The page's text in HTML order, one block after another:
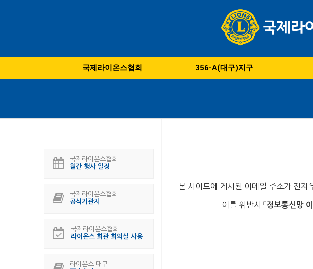
국제라이온스협회 356-A(대구)지구
본 사이트에 게시된 이메일 주소가 전자
이를 위반시 「정보통신망
국제라이온스협회
월간 행사 일정
국제라이온스협회
공식기관지
국제라이온스협회
라이온스 회관 회의실 사용
라이온스 대구